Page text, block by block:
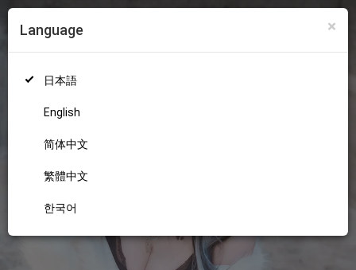
×
Language
日本語
English
简体中文
繁體中文
한국어
18+